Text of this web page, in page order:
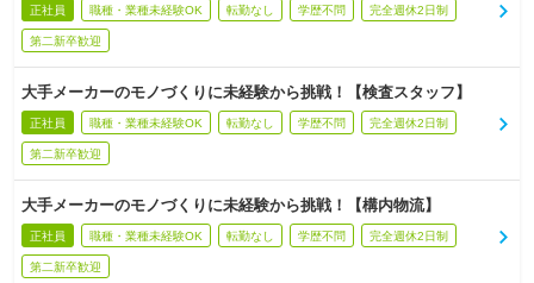
正社員 職種・業種未経験OK 転勤なし 学歴不問 完全週休2日制
第二新卒歓迎
大手メーカーのモノづくりに未経験から挑戦！【検査スタッフ】
正社員 職種・業種未経験OK 転勤なし 学歴不問 完全週休2日制
第二新卒歓迎
大手メーカーのモノづくりに未経験から挑戦！【構内物流】
正社員 職種・業種未経験OK 転勤なし 学歴不問 完全週休2日制
第二新卒歓迎